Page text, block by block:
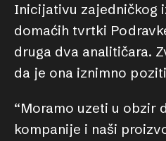
Inicijativu zajedničkog
domaćih tvrtki
druga dva analitičara.
da je ona iznimno
“Moramo uzeti u obzir
kompanije i naši